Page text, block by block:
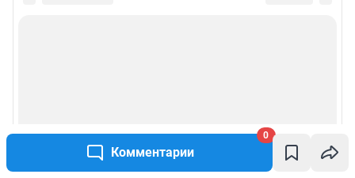
Комментарии
0